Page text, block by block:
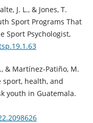
J. L., & Jones, T.
Sport Programs That
Sport Psychologist,
& Martínez-Patiño, M.
sport, health, and
youth in Guatemala.